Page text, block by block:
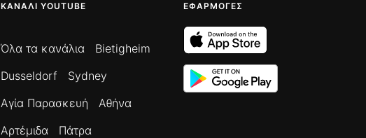
ΚΑΝΆΛΙ YOUTUBE
Όλα τα κανάλια
Bietigheim
Dusseldorf
Sydney
Αγία Παρασκευή
Αθήνα
Αρτέμιδα
Πάτρα
ΕΦΑΡΜΟΓΈΣ